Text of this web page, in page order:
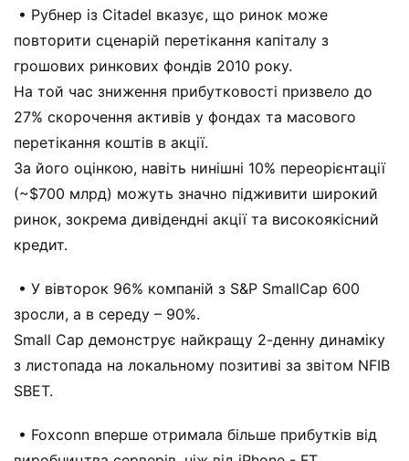
• Рубнер із Citadel вказує, що ринок може
повторити сценарій перетікання капіталу з
грошових ринкових фондів 2010 року.
На той час зниження прибутковості призвело до
27% скорочення активів у фондах та масового
перетікання коштів в акції.
За його оцінкою, навіть нинішні 10% переорієнтації
(~$700 млрд) можуть значно підживити широкий
ринок, зокрема дивідендні акції та високоякісний
кредит.
• У вівторок 96% компаній з S&P SmallCap 600
зросли, а в середу – 90%.
Small Cap демонструє найкращу 2-денну динаміку
з листопада на локальному позитиві за звітом NFIB
SBET.
• Foxconn вперше отримала більше прибутків від